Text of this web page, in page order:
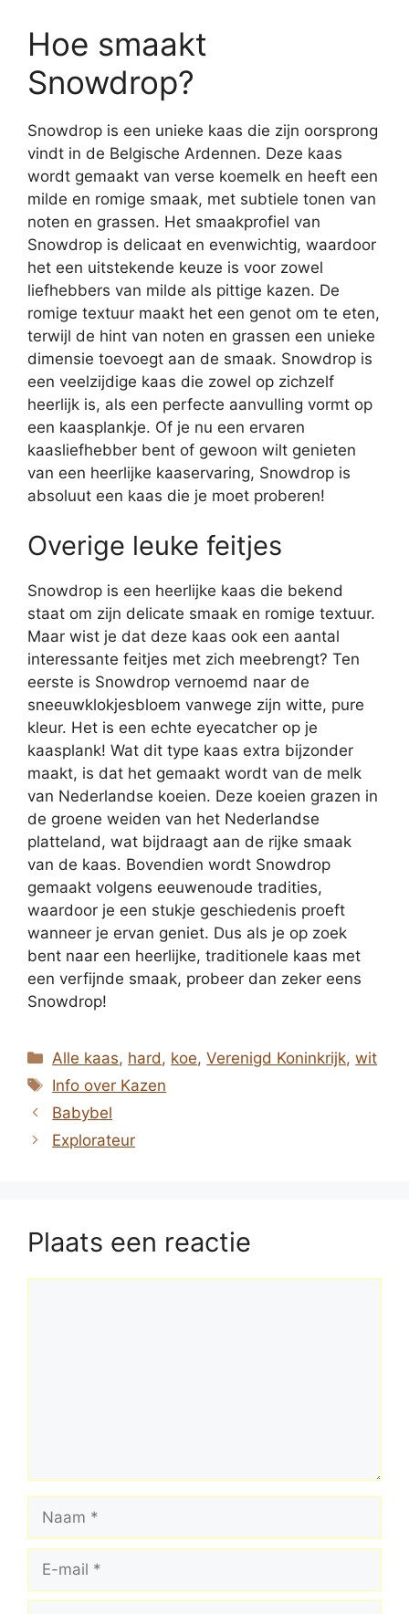
Hoe smaakt
Snowdrop?
Snowdrop is een unieke kaas die zijn oorsprong
vindt in de Belgische Ardennen. Deze kaas
wordt gemaakt van verse koemelk en heeft een
milde en romige smaak, met subtiele tonen van
noten en grassen. Het smaakprofiel van
Snowdrop is delicaat en evenwichtig, waardoor
het een uitstekende keuze is voor zowel
liefhebbers van milde als pittige kazen. De
romige textuur maakt het een genot om te eten,
terwijl de hint van noten en grassen een unieke
dimensie toevoegt aan de smaak. Snowdrop is
een veelzijdige kaas die zowel op zichzelf
heerlijk is, als een perfecte aanvulling vormt op
een kaasplankje. Of je nu een ervaren
kaasliefhebber bent of gewoon wilt genieten
van een heerlijke kaaservaring, Snowdrop is
absoluut een kaas die je moet proberen!
Overige leuke feitjes
Snowdrop is een heerlijke kaas die bekend
staat om zijn delicate smaak en romige textuur.
Maar wist je dat deze kaas ook een aantal
interessante feitjes met zich meebrengt? Ten
eerste is Snowdrop vernoemd naar de
sneeuwklokjesbloem vanwege zijn witte, pure
kleur. Het is een echte eyecatcher op je
kaasplank! Wat dit type kaas extra bijzonder
maakt, is dat het gemaakt wordt van de melk
van Nederlandse koeien. Deze koeien grazen in
de groene weiden van het Nederlandse
platteland, wat bijdraagt aan de rijke smaak
van de kaas. Bovendien wordt Snowdrop
gemaakt volgens eeuwenoude tradities,
waardoor je een stukje geschiedenis proeft
wanneer je ervan geniet. Dus als je op zoek
bent naar een heerlijke, traditionele kaas met
een verfijnde smaak, probeer dan zeker eens
Snowdrop!
Categorieën
Alle kaas, hard, koe,Verenigd Koninkrijk,wit
Tags
Info over Kazen
Babybel
Explorateur
Plaats een reactie
Naam